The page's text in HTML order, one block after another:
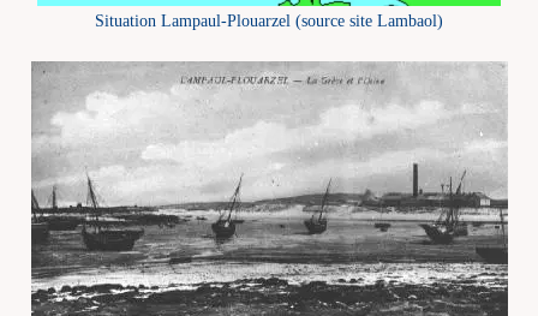
Situation Lampaul-Plouarzel (source site Lambaol)